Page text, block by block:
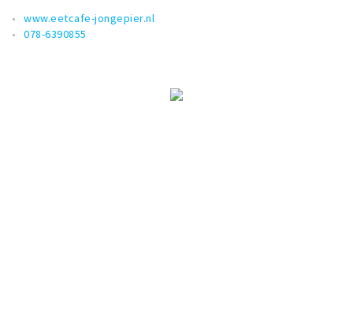
www.eetcafe-jongepier.nl
078-6390855